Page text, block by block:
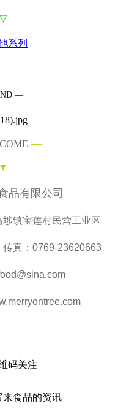
▽
—
—
▼
品有限公司
镇宝莲村民营工业区
真：0769-23620663
码关注
来食品的资讯